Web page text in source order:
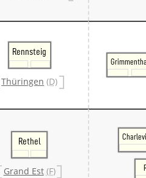
Rennsteig
Thüringen (D)
Rethel
Grand Est (F)